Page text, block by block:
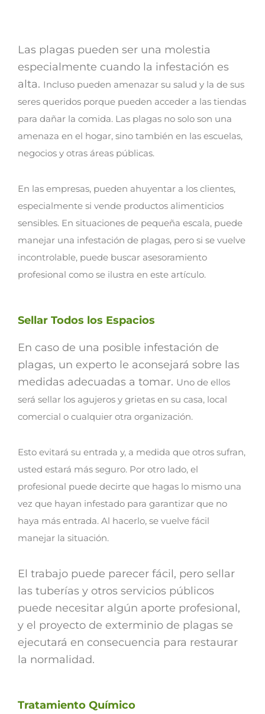
Las plagas pueden ser una molestia
especialmente cuando la infestación es
alta. Incluso pueden amenazar su salud y la de sus
seres queridos porque pueden acceder a las tiendas
para dañar la comida. Las plagas no solo son una
amenaza en el hogar, sino también en las escuelas,
negocios y otras áreas públicas.
En las empresas, pueden ahuyentar a los clientes,
especialmente si vende productos alimenticios
sensibles. En situaciones de pequeña escala, puede
manejar una infestación de plagas, pero si se vuelve
incontrolable, puede buscar asesoramiento
profesional como se ilustra en este artículo.
Sellar Todos los Espacios
En caso de una posible infestación de
plagas, un experto le aconsejará sobre las
medidas adecuadas a tomar. Uno de ellos
será sellar los agujeros y grietas en su casa, local
comercial o cualquier otra organización.
Esto evitará su entrada y, a medida que otros sufran,
usted estará más seguro. Por otro lado, el
profesional puede decirte que hagas lo mismo una
vez que hayan infestado para garantizar que no
haya más entrada. Al hacerlo, se vuelve fácil
manejar la situación.
El trabajo puede parecer fácil, pero sellar
las tuberías y otros servicios públicos
puede necesitar algún aporte profesional,
y el proyecto de exterminio de plagas se
ejecutará en consecuencia para restaurar
la normalidad.
Tratamiento Químico